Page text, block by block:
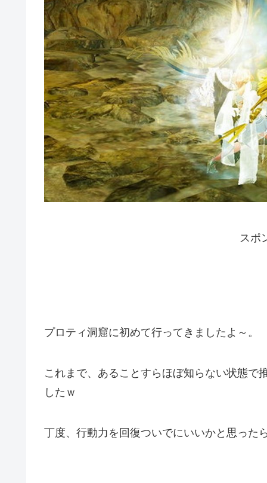
スポ
プロティ洞窟に初めて行ってきましたよ～。
これまで、あることすらほぼ知らない状態で
したｗ
丁度、行動力を回復ついでにいいかと思った